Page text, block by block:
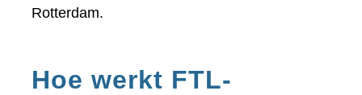
Rotterdam.
Hoe werkt FTL-